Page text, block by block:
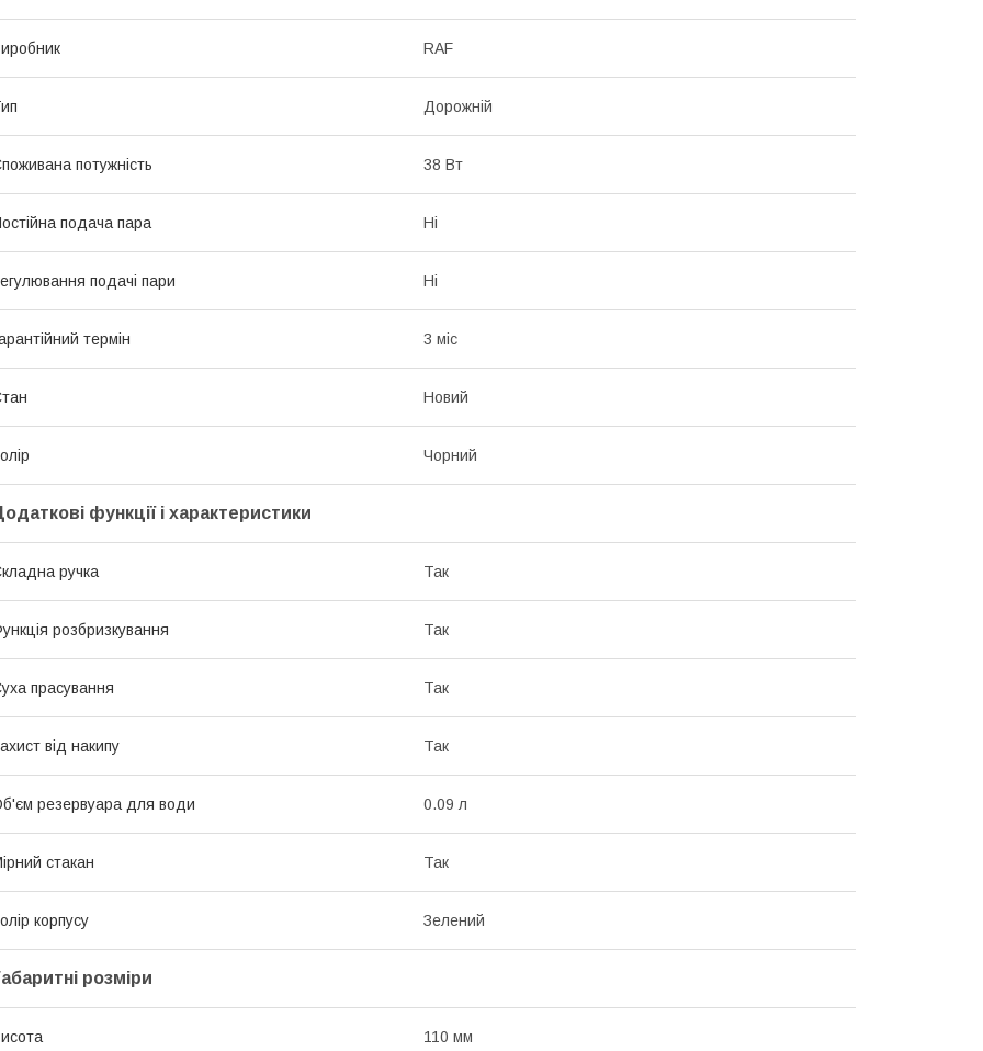
RAF
Дорожній
потужність 38 Вт
подача пара Ні
подачі пари Ні
термін 3 міс
Новий
Чорний
функції і характеристики
ручка Так
розбризкування Так
прасування Так
від накипу Так
резервуара для води 0.09 л
стакан Так
корпусу Зелений
розміри
110 мм